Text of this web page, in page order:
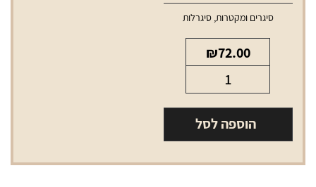
סיגרים ומקטרות,סיגרלות
₪72.00
של
סיגרלות
טוסקנוס
הוספה לסל